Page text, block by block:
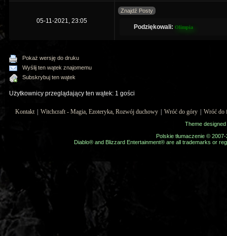
05-11-2021, 23:05
Znajdź Posty
Podziękowali: Olimpia
Pokaż wersję do druku
Wyślij ten wątek znajomemu
Subskrybuj ten wątek
Użytkownicy przeglądający ten wątek: 1 gości
Kontakt Witchcraft - Magia, Ezoteryka, Rozwój duchowy Wróć do góry Wróć do
Theme
Polskie tłumaczenie ©
Diablo® and Blizzard Entertainment® are all trademarks or